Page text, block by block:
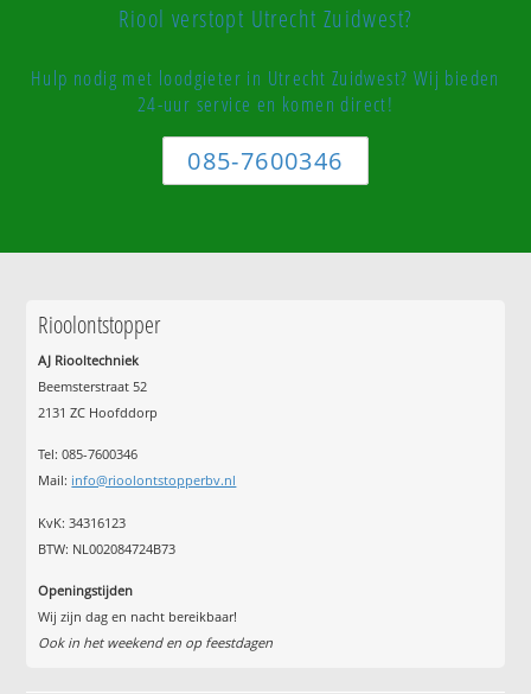
Riool verstopt Utrecht Zuidwest?
Hulp nodig met loodgieter in Utrecht Zuidwest? Wij bieden
24-uur service en komen direct!
085-7600346
Rioolontstopper
AJ Riooltechniek
Beemsterstraat 52
2131 ZC Hoofddorp
Tel:085-7600346
Mail: info@rioolontstopperbv.nl
KvK: 34316123
BTW: NL002084724B73
Openingstijden
Wij zijn dag en nacht bereikbaar!
Ook in het weekend en op feestdagen